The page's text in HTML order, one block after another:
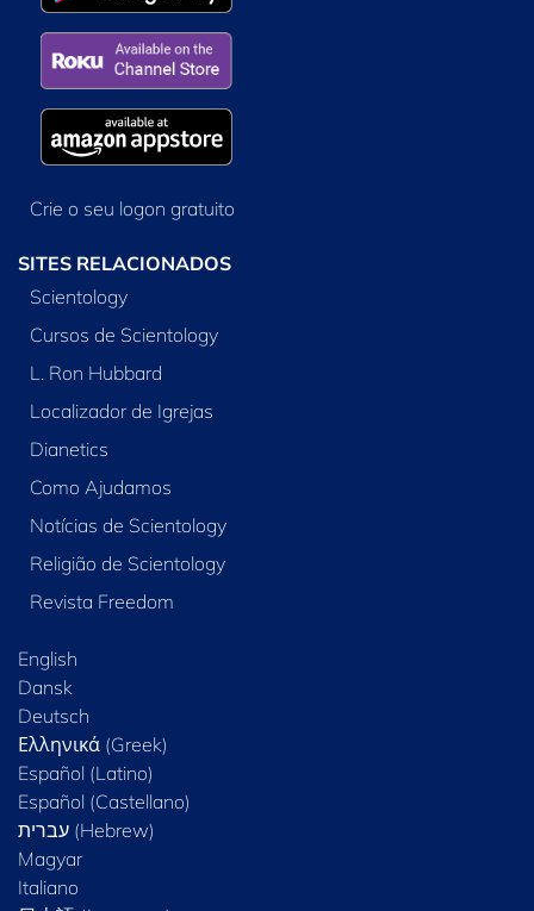
Crie o seu logon gratuito
SITES RELACIONADOS
Scientology
Cursos de Scientology
L. Ron Hubbard
Localizador de Igrejas
Dianetics
Como Ajudamos
Notícias de Scientology
Religião de Scientology
Revista Freedom
English
Dansk
Deutsch
Ελληνικά (Greek)
Español (Latino)
Español (Castellano)
Magyar
Italiano